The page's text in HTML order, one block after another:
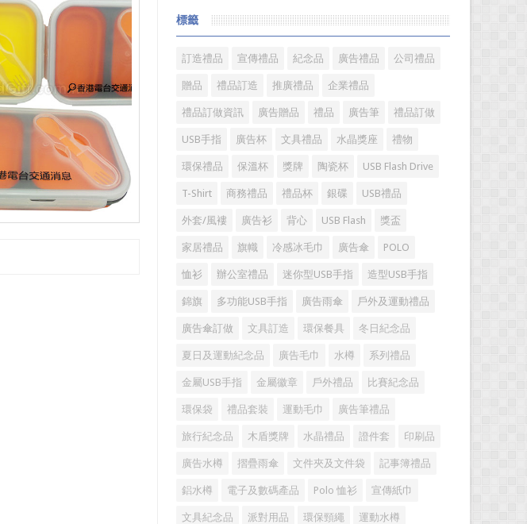
紅的小編給大家總結如下。 耐熱玻璃【Heat-resistant
glass】是指含有耐熱性強的硼酸﹑矽酸成分,能夠...
標籤
訂造禮品 宣傳禮品 紀念品 廣告禮品 公司禮品
贈品 禮品訂造 推廣禮品 企業禮品
禮品訂做資訊 廣告贈品 禮品 廣告筆 禮品訂做
USB手指 廣告杯 文具禮品 水晶獎座 禮物
環保禮品 保溫杯 獎牌 陶瓷杯 USB Flash Drive
T-Shirt 商務禮品 禮品杯 銀碟 USB禮品
外套/風褸 廣告衫 背心 USB Flash 獎盃
家居禮品 旗幟 冷感冰毛巾 廣告傘 POLO
恤衫 辦公室禮品 迷你型USB手指 造型USB手指
錦旗 多功能USB手指 廣告雨傘 戶外及運動禮品
廣告傘訂做 文具訂造 環保餐具 冬日紀念品
夏日及運動紀念品 廣告毛巾 水樽 系列禮品
金屬USB手指 金屬徽章 戶外禮品 比賽紀念品
環保袋 禮品套裝 運動毛巾 廣告筆禮品
旅行紀念品 木盾獎牌 水晶禮品 證件套 印刷品
廣告水樽 摺疊雨傘 文件夾及文件袋 記事簿禮品
鋁水樽 電子及數碼產品 Polo 恤衫 宣傳紙巾
文具紀念品 派對用品 環保頸繩 運動水樽